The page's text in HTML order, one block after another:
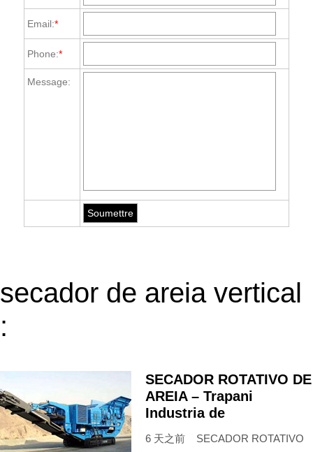
Email:*
Phone:*
Message:
secador de areia vertical
:
SECADOR ROTATIVO DE
AREIA – Trapani
Industria de
6 天之前 SECADOR ROTATIVO